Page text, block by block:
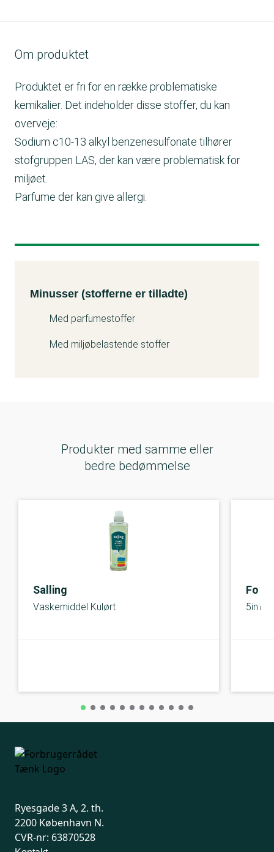
Om produktet
Produktet er fri for en række problematiske
kemikalier. Det indeholder disse stoffer, du kan
overveje:
Sodium c10-13 alkyl benzenesulfonate tilhører
stofgruppen LAS, der kan være problematisk for
miljøet.
Parfume der kan give allergi.
Minusser (stofferne er tilladte)
Med parfumestoffer
Med miljøbelastende stoffer
Produkter med samme eller
bedre bedømmelse
Salling
Vaskemiddel Kulørt 5in1
Ryesgade 3 A, 2. th.
2200 København N.
CVR-nr: 63870528